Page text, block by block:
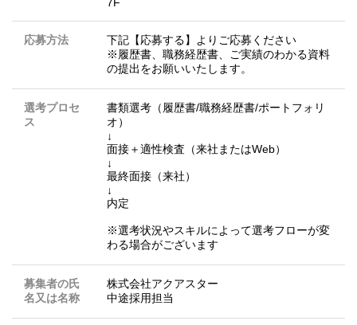
応募方法
下記【応募する】よりご応募ください
※履歴書、職務経歴書、ご実績のわかる資料
の提出をお願いいたします。
選考プロセ
ス
書類選考（履歴書/職務経歴書/ポートフォリ
オ）
↓
面接＋適性検査（来社またはWeb）
↓
最終面接（来社）
↓
内定
※選考状況やスキルによって選考フローが変
わる場合がございます
募集者の氏
名又は名称
株式会社アクアスター
中途採用担当